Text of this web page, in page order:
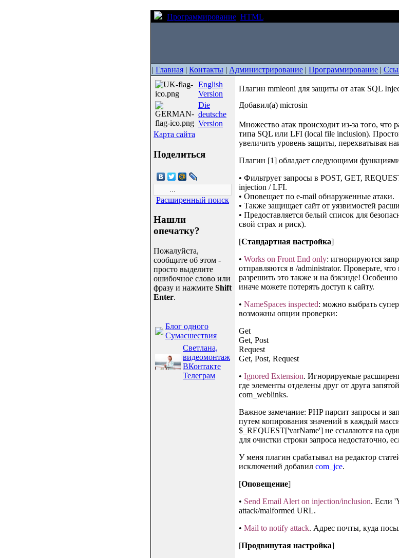
Программирование HTML
| Главная | Контакты | Администрирование | Программирование |
English
Version
Die
deutsche
Version
Карта сайта
Поделиться
Расширенный поиск
Нашли
опечатку?
Пожалуйста,
сообщите об этом -
просто выделите
ошибочное слово или
фразу и нажмите Shift
Enter.
Блог одного
Сумасшествия
Светлана,
видеомонтаж
ВКонтакте
Телеграм
Плагин mmleoni для защиты от атак SQL
Добавил(а) microsin
Множество атак происходит из-за того, что
типа SQL или LFI (local file inclusion).
увеличить уровень защиты, перехватывая
Плагин [1] обладает следующими
• Фильтрует запросы в POST, GET,
injection / LFI.
• Оповещает по e-mail обнаруженные атаки.
• Также защищает сайт от уязвимостей
• Предоставляется белый список для
свой страх и риск).
[Стандартная настройка]
• Works on Front End only: игнорируются
отправляются в /administrator. Проверьте,
разрешить это также и на бэкэнде!
иначе можете потерять доступ к сайту.
• NameSpaces inspected: можно выбрать
возможны опции проверки:
Get
Get, Post
Request
Get, Post, Request
• Ignored Extension. Игнорируемые
где элементы отделены друг от друга
com_weblinks.
Важное замечание: PHP парсит запросы и
путем копирования значений в каждый
$_REQUEST['varName'] не ссылаются на
для очистки строки запроса недостаточно,
У меня плагин срабатывал на редактор
исключений добавил com_jce.
[Оповещение]
• Send Email Alert on injection/inclusion. Если
attack/malformed URL.
• Mail to notify attack. Адрес почты, куда
[Продвинутая настройка]